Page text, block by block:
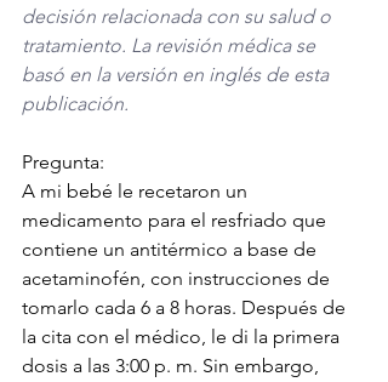
decisión relacionada con su salud o
tratamiento. La revisión médica se
basó en la versión en inglés de esta
publicación.
Pregunta:
A mi bebé le recetaron un
medicamento para el resfriado que
contiene un antitérmico a base de
acetaminofén, con instrucciones de
tomarlo cada 6 a 8 horas. Después de
la cita con el médico, le di la primera
dosis a las 3:00 p. m. Sin embargo,